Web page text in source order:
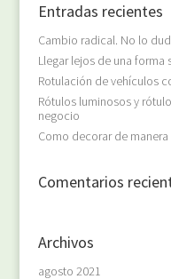
Entradas recientes
Cambio radical. No lo
Llegar lejos de una
Rotulación de vehículos
Rótulos luminosos y
negocio
Como decorar de
Comentarios
Archivos
agosto 2021